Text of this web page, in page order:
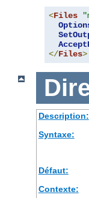
<Files
</Files>
Description:
Syntaxe:
Défaut:
Contexte: